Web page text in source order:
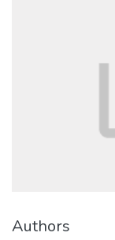
Authors